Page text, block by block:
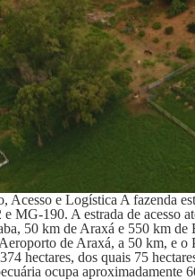
Acesso e Logística A fazenda
190. A estrada de acesso
50 km de Araxá e 550 km
de Araxá, a 50 km, e
hectares, dos quais 75
ocupa